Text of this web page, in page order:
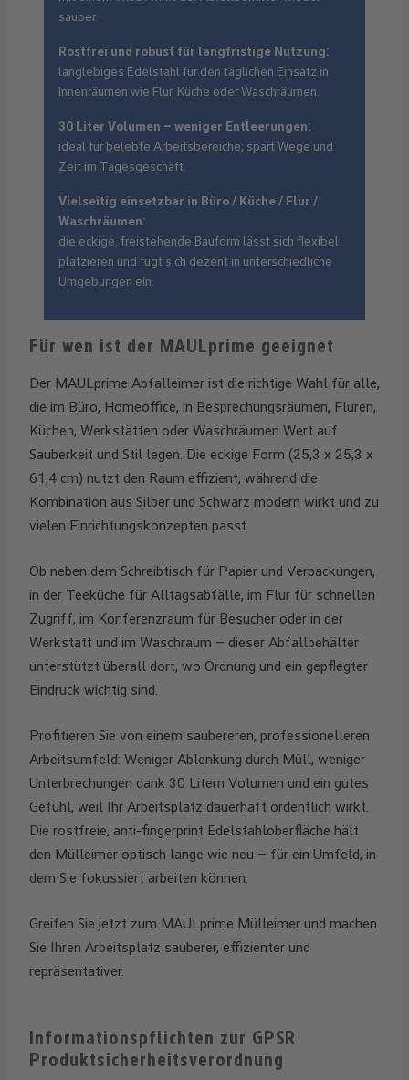
sauber.
Rostfrei und robust für langfristige Nutzung:
langlebiges Edelstahl für den täglichen Einsatz in
Innenräumen wie Flur, Küche oder Waschräumen.
30 Liter Volumen – weniger Entleerungen:
ideal für belebte Arbeitsbereiche; spart Wege und
Zeit im Tagesgeschäft.
Vielseitig einsetzbar in Büro / Küche / Flur /
Waschräumen:
die eckige, freistehende Bauform lässt sich flexibel
platzieren und fügt sich dezent in unterschiedliche
Umgebungen ein.
Für wen ist der MAULprime geeignet
Der MAULprime Abfalleimer ist die richtige Wahl für alle,
die im Büro, Homeoffice, in Besprechungsräumen, Fluren,
Küchen, Werkstätten oder Waschräumen Wert auf
Sauberkeit und Stil legen. Die eckige Form (25,3 x 25,3 x
61,4 cm) nutzt den Raum effizient, während die
Kombination aus Silber und Schwarz modern wirkt und zu
vielen Einrichtungskonzepten passt.
Ob neben dem Schreibtisch für Papier und Verpackungen,
in der Teeküche für Alltagsabfälle, im Flur für schnellen
Zugriff, im Konferenzraum für Besucher oder in der
Werkstatt und im Waschraum – dieser Abfallbehälter
unterstützt überall dort, wo Ordnung und ein gepflegter
Eindruck wichtig sind.
Profitieren Sie von einem saubereren, professionelleren
Arbeitsumfeld: Weniger Ablenkung durch Müll, weniger
Unterbrechungen dank 30 Litern Volumen und ein gutes
Gefühl, weil Ihr Arbeitsplatz dauerhaft ordentlich wirkt.
Die rostfreie, anti-fingerprint Edelstahloberfläche hält
den Mülleimer optisch lange wie neu – für ein Umfeld, in
dem Sie fokussiert arbeiten können.
Greifen Sie jetzt zum MAULprime Mülleimer und machen
Sie Ihren Arbeitsplatz sauberer, effizienter und
repräsentativer.
Informationspflichten zur GPSR
Produktsicherheitsverordnung